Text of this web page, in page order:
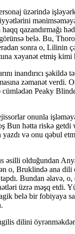
üzərində
qazandırmağı
belə. Bu,
sonra o, Lilinin
xəyanət etmiş kimi
inandırıcı şəkildə
zəmanət verdi.
Peaky
onunla
Bun hətta riskə
və onu qəbul
əsilli olduğundan
o, Bruklində ana dili
Bundan əlavə, o,
üzrə məşq etdi.
belə bir fobiyaya